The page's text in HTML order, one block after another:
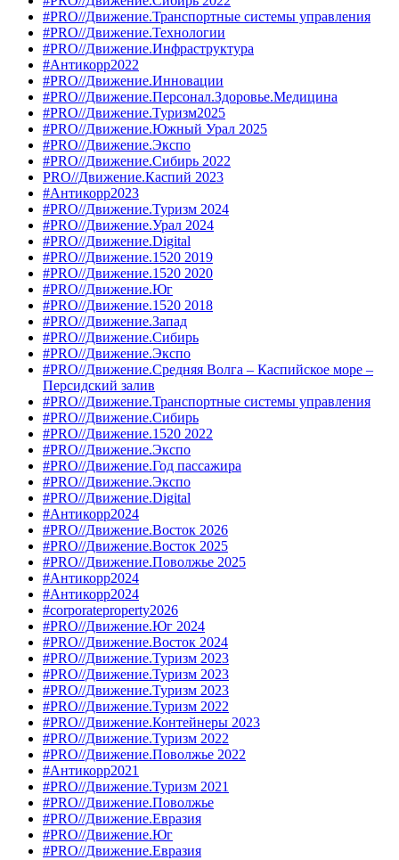
#PRO//Движение.Транспортные системы управления
#PRO//Движение.Технологии
#PRO//Движение.Инфраструктура
#Антикорр2022
#PRO//Движение.Инновации
#PRO//Движение.Персонал.Здоровье.Медицина
#PRO//Движение.Туризм2025
#PRO//Движение.Южный Урал 2025
#PRO//Движение.Экспо
#PRO//Движение.Сибирь 2022
PRO//Движение.Каспий 2023
#Антикорр2023
#PRO//Движение.Туризм 2024
#PRO//Движение.Урал 2024
#PRO//Движение.Digital
#PRO//Движение.1520 2019
#PRO//Движение.1520 2020
#PRO//Движение.Юг
#PRO//Движение.1520 2018
#PRO//Движение.Запад
#PRO//Движение.Сибирь
#PRO//Движение.Экспо
#PRO//Движение.Средняя Волга – Каспийское море –
Персидский залив
#PRO//Движение.Транспортные системы управления
#PRO//Движение.Сибирь
#PRO//Движение.1520 2022
#PRO//Движение.Экспо
#PRO//Движение.Год пассажира
#PRO//Движение.Экспо
#PRO//Движение.Digital
#Антикорр2024
#PRO//Движение.Восток 2026
#PRO//Движение.Восток 2025
#PRO//Движение.Поволжье 2025
#Антикорр2024
#Антикорр2024
#corporateproperty2026
#PRO//Движение.Юг 2024
#PRO//Движение.Восток 2024
#PRO//Движение.Туризм 2023
#PRO//Движение.Туризм 2023
#PRO//Движение.Туризм 2023
#PRO//Движение.Туризм 2022
#PRO//Движение.Контейнеры 2023
#PRO//Движение.Туризм 2022
#PRO//Движение.Поволжье 2022
#Антикорр2021
#PRO//Движение.Туризм 2021
#PRO//Движение.Поволжье
#PRO//Движение.Евразия
#PRO//Движение.Юг
#PRO//Движение.Евразия